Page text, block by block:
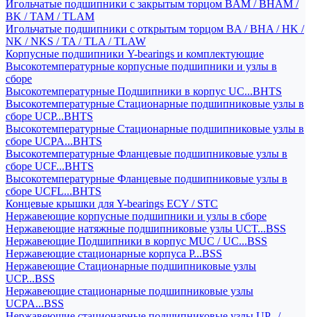
Игольчатые подшипники с закрытым торцом BAM / BHAM /
BK / TAM / TLAM
Игольчатые подшипники с открытым торцом BA / BHA / HK /
NK / NKS / TA / TLA / TLAW
Корпусные подшипники Y-bearings и комплектующие
Высокотемпературные корпусные подшипники и узлы в
сборе
Высокотемпературные Подшипники в корпус UC...BHTS
Высокотемпературные Стационарные подшипниковые узлы в
сборе UCP...BHTS
Высокотемпературные Стационарные подшипниковые узлы в
сборе UCPA...BHTS
Высокотемпературные Фланцевые подшипниковые узлы в
сборе UCF...BHTS
Высокотемпературные Фланцевые подшипниковые узлы в
сборе UCFL...BHTS
Концевые крышки для Y-bearings ECY / STC
Нержавеющие корпусные подшипники и узлы в сборе
Нержавеющие натяжные подшипниковые узлы UCT...BSS
Нержавеющие Подшипники в корпус MUC / UC...BSS
Нержавеющие стационарные корпуса P...BSS
Нержавеющие Стационарные подшипниковые узлы
UCP...BSS
Нержавеющие стационарные подшипниковые узлы
UCPA...BSS